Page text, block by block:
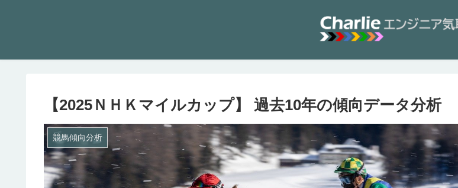
【2025ＮＨＫマイルカップ】 過去10年の傾向データ分析
競馬傾向分析